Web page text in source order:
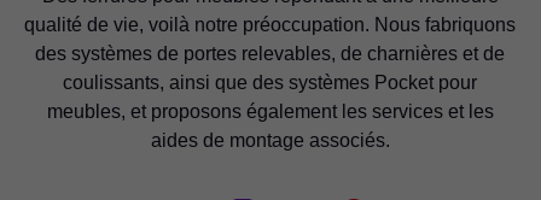
qualité de vie, voilà notre préoccupation. Nous fabriquons
des systèmes de portes relevables, de charnières et de
coulissants, ainsi que des systèmes Pocket pour
meubles, et proposons également les services et les
aides de montage associés.